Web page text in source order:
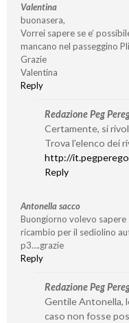
Valentina
buonasera,
Vorrei sapere se e’
mancano nel passeggino
Grazie
Valentina
Reply
Redazione Peg
Certamente, si
Trova l’elenco dei
http://
Reply
Antonella sacco
Buongiorno volevo
ricambio per il sediolino
p3….grazie
Reply
Redazione Peg
Gentile Antonella,
caso non fosse